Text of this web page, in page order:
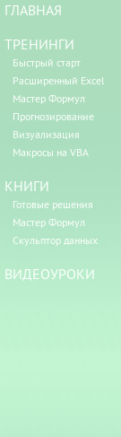
ГЛАВНАЯ
ТРЕНИНГИ
Быстрый старт
Расширенный Excel
Мастер Формул
Прогнозирование
Визуализация
Макросы на VBA
КНИГИ
Готовые решения
Мастер Формул
Скульптор данных
ВИДЕОУРОКИ